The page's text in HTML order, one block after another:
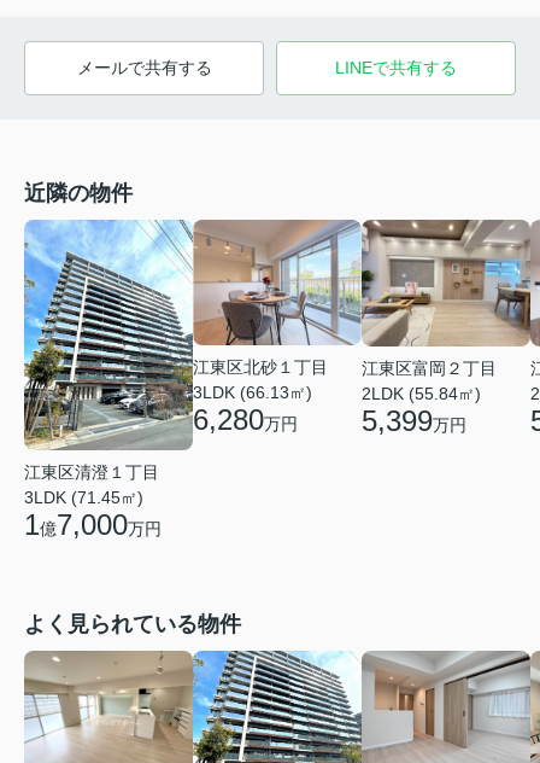
メールで共有する LINEで共有する
近隣の物件
江東区清澄１丁目
3LDK (71.45㎡)
1億7,000万円
江東区北砂１丁目
3LDK (66.13㎡)
6,280万円
江東区富岡２丁目
2LDK (55.84㎡)
5,399万円
よく見られている物件